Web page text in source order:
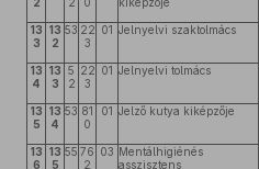
13
3
13
2
53 22
3
01 Jelnyelvi szaktolmács
13
4
13
3
5
2
22
3
01 Jelnyelvi tolmács
13
5
13
4
53 81
0
01 Jelző kutya kiképzője
13
6
13
5
55 76
2
03 Mentálhigiénés
asszisztens